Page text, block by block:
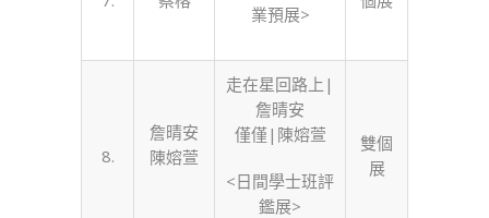
業預展>
8.
詹晴安
陳嫆萱
走在星回路上|
詹晴安
僅僅|陳嫆萱
<日間學士班評
鑑展>
雙個
展